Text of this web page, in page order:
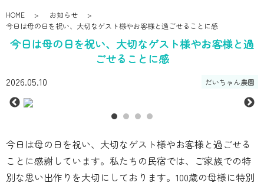
HOME
お知らせ
今日は母の日を祝い、大切なゲスト様やお客様と過ごせることに感
今日は母の日を祝い、大切なゲスト様やお客様と過
ごせることに感
2026.05.10 だいちゃん農園
今日は母の日を祝い、大切なゲスト様やお客様と過ごせる
ことに感謝しています。私たちの民宿では、ご家族での特
別な思い出作りを大切にしております。100歳の母様に特別